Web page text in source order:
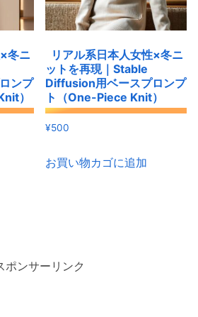
冬ニ
ンプ
）
リアル系日本人女性×冬ニ
ットを再現｜Stable
Diffusion用ベースプロンプ
ト（One-Piece Knit）
¥500
お買い物カゴに追加
ポンサーリンク